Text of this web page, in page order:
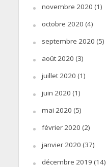
novembre 2020 (1)
octobre 2020 (4)
septembre 2020 (5)
août 2020 (3)
juillet 2020 (1)
juin 2020 (1)
mai 2020 (5)
février 2020 (2)
janvier 2020 (37)
décembre 2019 (14)